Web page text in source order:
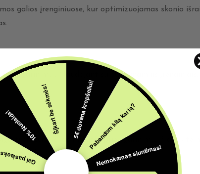
galios įrenginiuose, kur optimizuojamas skonio
garinimui. Naudojant su suderinamais
skysčio kelias minutes prieš garinimą. Pradėkite
laiką.
5€ dovana krepšeliui!Pabandom kitą kartą?
Nemokamas siuntimas!
kitą sykį?
10% Nuolaida!Šįkart be sėkmės!